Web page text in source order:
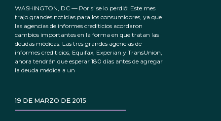
WASHINGTON, DC — Por si se lo perdió: Este mes
trajo grandes noticias para los consumidores, ya que
las agencias de informes crediticios acordaron
cambios importantes en la forma en que tratan las
deudas médicas. Las tres grandes agencias de
informes crediticios, Equifax, Experian y TransUnion,
ahora tendrán que esperar 180 días antes de agregar
la deuda médica a un
19 DE MARZO DE 2015